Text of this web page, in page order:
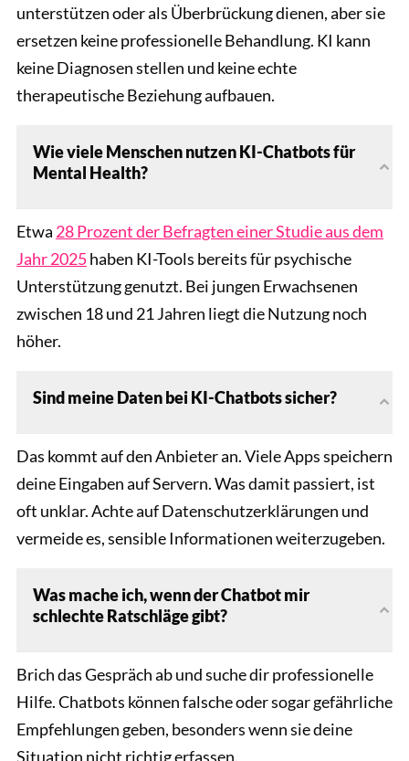
unterstützen oder als Überbrückung dienen, aber sie
ersetzen keine professionelle Behandlung. KI kann
keine Diagnosen stellen und keine echte
therapeutische Beziehung aufbauen.
Wie viele Menschen nutzen KI-Chatbots für
Mental Health?
Etwa 28 Prozent der Befragten einer Studie aus dem
Jahr 2025haben KI-Tools bereits für psychische
Unterstützung genutzt. Bei jungen Erwachsenen
zwischen 18 und 21 Jahren liegt die Nutzung noch
höher.
Sind meine Daten bei KI-Chatbots sicher?
Das kommt auf den Anbieter an. Viele Apps speichern
deine Eingaben auf Servern. Was damit passiert, ist
oft unklar. Achte auf Datenschutzerklärungen und
vermeide es, sensible Informationen weiterzugeben.
Was mache ich, wenn der Chatbot mir
schlechte Ratschläge gibt?
Brich das Gespräch ab und suche dir professionelle
Hilfe. Chatbots können falsche oder sogar gefährliche
Empfehlungen geben, besonders wenn sie deine
Situation nicht richtig erfassen.